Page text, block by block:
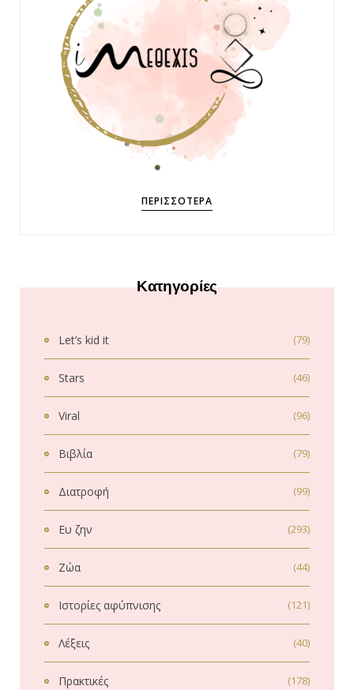
ΠΕΡΙΣΣΌΤΕΡΑ
Κατηγορίες
Let’s kid it (79)
Stars (46)
Viral (96)
Βιβλία (79)
Διατροφή (99)
Ευ ζην (293)
Ζώα (44)
Ιστορίες αφύπνισης (121)
Λέξεις (40)
Πρακτικές (178)